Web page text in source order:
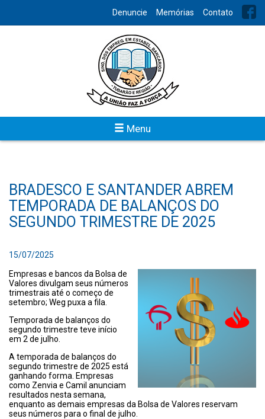
Denuncie Memórias Contato
Menu
BRADESCO E SANTANDER ABREM
TEMPORADA DE BALANÇOS DO
SEGUNDO TRIMESTRE DE 2025
15/07/2025
Empresas e bancos da Bolsa de
Valores divulgam seus números
trimestrais até o começo de
setembro; Weg puxa a fila.
Temporada de balanços do
segundo trimestre teve início
em 2 de julho.
A temporada de balanços do
segundo trimestre de 2025 está
ganhando forma. Empresas
como Zenvia e Camil anunciam
resultados nesta semana,
enquanto as demais empresas da Bolsa de Valores reservam
seus números para o final de julho.